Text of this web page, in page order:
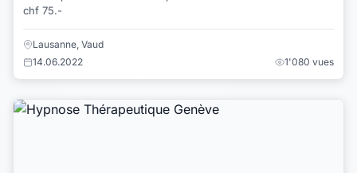
chf 75.-
Lausanne, Vaud
14.06.2022
1'080 vues